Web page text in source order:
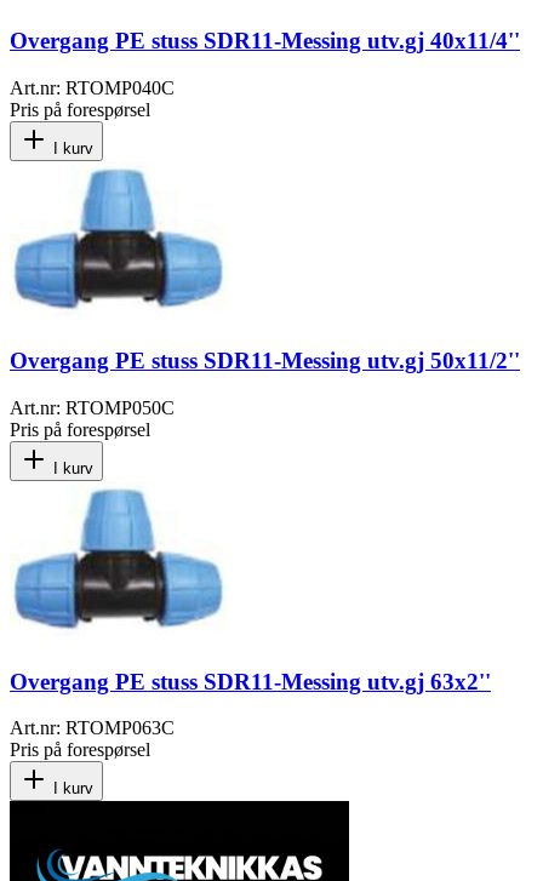
Overgang PE stuss SDR11-Messing utv.gj 40x11/4''
Art.nr: RTOMP040C
Pris på forespørsel
I kurv
Overgang PE stuss SDR11-Messing utv.gj 50x11/2''
Art.nr: RTOMP050C
Pris på forespørsel
I kurv
Overgang PE stuss SDR11-Messing utv.gj 63x2''
Art.nr: RTOMP063C
Pris på forespørsel
I kurv